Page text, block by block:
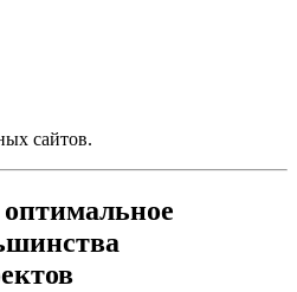
сайтов.